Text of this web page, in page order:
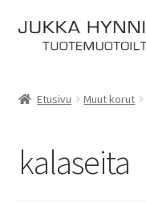
Siirry
navigointiin
Siirry
sisältöön
Yhteydenotto
Etusivu Muut korut
kalaseita